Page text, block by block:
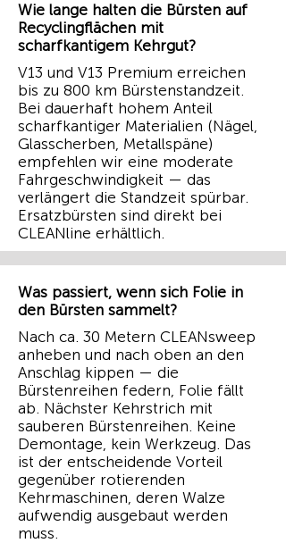
Wie lange halten die Bürsten auf
Recyclingflächen mit
scharfkantigem Kehrgut?
V13 und V13 Premium erreichen
bis zu 800 km Bürstenstandzeit.
Bei dauerhaft hohem Anteil
scharfkantiger Materialien (Nägel,
Glasscherben, Metallspäne)
empfehlen wir eine moderate
Fahrgeschwindigkeit — das
verlängert die Standzeit spürbar.
Ersatzbürsten sind direkt bei
CLEANline erhältlich.
Was passiert, wenn sich Folie in
den Bürsten sammelt?
Nach ca. 30 Metern CLEANsweep
anheben und nach oben an den
Anschlag kippen — die
Bürstenreihen federn, Folie fällt
ab. Nächster Kehrstrich mit
sauberen Bürstenreihen. Keine
Demontage, kein Werkzeug. Das
ist der entscheidende Vorteil
gegenüber rotierenden
Kehrmaschinen, deren Walze
aufwendig ausgebaut werden
muss.